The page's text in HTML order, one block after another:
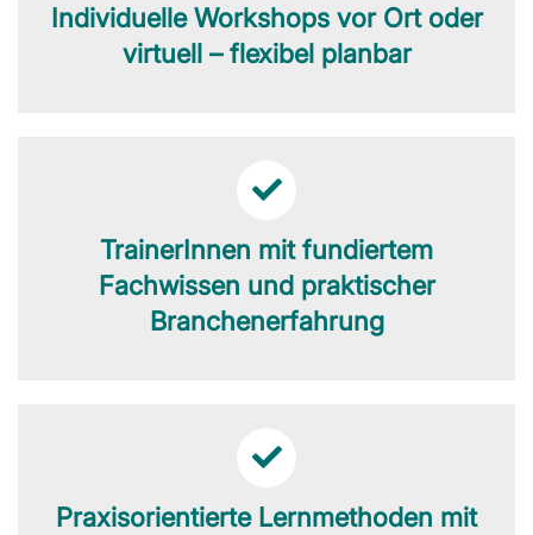
Individuelle Workshops vor Ort oder
virtuell – flexibel planbar
TrainerInnen mit fundiertem
Fachwissen und praktischer
Branchenerfahrung
Praxisorientierte Lernmethoden mit